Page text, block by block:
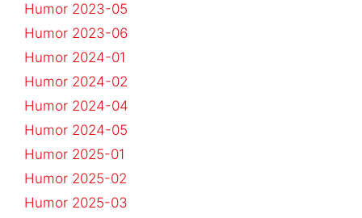
Humor 2023-05
Humor 2023-06
Humor 2024-01
Humor 2024-02
Humor 2024-04
Humor 2024-05
Humor 2025-01
Humor 2025-02
Humor 2025-03